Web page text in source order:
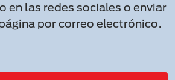
en las redes sociales o enviar
por correo electrónico.